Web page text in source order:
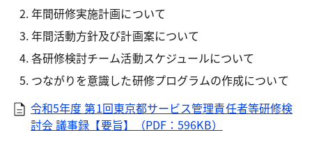
年間研修実施計画について
年間活動方針及び計画案について
各研修検討チーム活動スケジュールについて
つながりを意識した研修プログラムの作成について
令和5年度 第1回東京都サービス管理責任者等研修検
討会 議事録【要旨】（PDF：596KB）